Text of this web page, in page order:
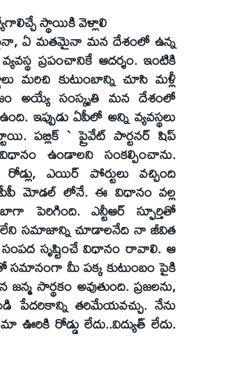
స్థాయికి వెళ్లాలి
ఏ మతమైనా మన దేశంలో ఉన్న
ప్రపంచానికే ఆదర్శం. ఇంటికి
మరిచి కుటుంబాన్ని చూసి మళ్లీ
అయ్యే సంస్కృతి మన దేశంలో
ఇప్పుడు ఏపీలో అన్ని వ్యవస్థలు
పబ్లిక్‌ ` ప్రైవేట్‌ పార్టనర్‌ షిప్‌
ఉండాలని సంకల్పించాను.
రోడ్లు, ఎయిర్‌ పోర్టులు వచ్చింది
మోడల్‌ లోనే. ఈ విధానం వల్ల
పెరిగింది. ఎన్టీఆర్‌ స్ఫూర్తితో
సమాజాన్ని చూడాలనేది నా జీవిత
సృష్టించే విధానం రావాలి. ఆ
సమానంగా మీ పక్క కుటుంబం పైకి
సార్థకం అవుతుంది. ప్రజలను,
పేదరికాన్ని తరిమేయవచ్చు. నేను
ఊరికి రోడ్డు లేదు..విద్యుత్‌ లేదు.